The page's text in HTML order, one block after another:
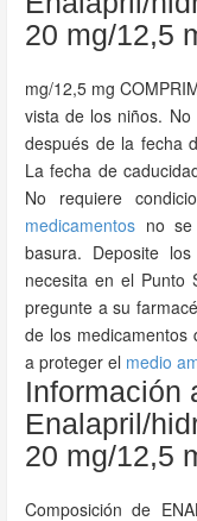
20 mg/12,5
mg/12,5 mg
vista de los niños. No
después de la fecha
La fecha de
No requiere
medicamentos no
basura. Deposite
necesita en el Punto
pregunte a su
de los medicamentos
a proteger el medio
Información
Enalapril/
20 mg/12,5
Composición de